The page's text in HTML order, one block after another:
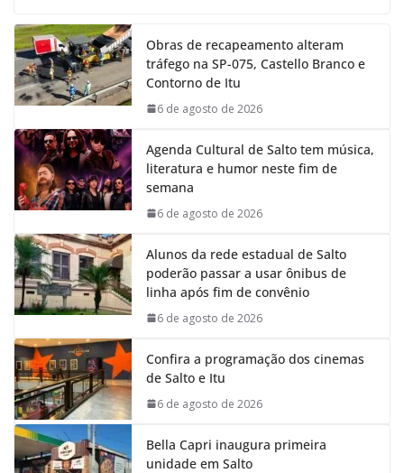
e
b
o
o
k
t
s
A
p
p
k
e
d
I
n
m
Obras de recapeamento alteram
tráfego na SP-075, Castello Branco e
Contorno de Itu
6 de agosto de 2026
Agenda Cultural de Salto tem música,
literatura e humor neste fim de
semana
6 de agosto de 2026
Alunos da rede estadual de Salto
poderão passar a usar ônibus de
linha após fim de convênio
6 de agosto de 2026
Confira a programação dos cinemas
de Salto e Itu
6 de agosto de 2026
Bella Capri inaugura primeira
unidade em Salto